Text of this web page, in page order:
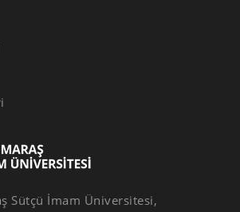
Sütçü İmam Üniversitesi,